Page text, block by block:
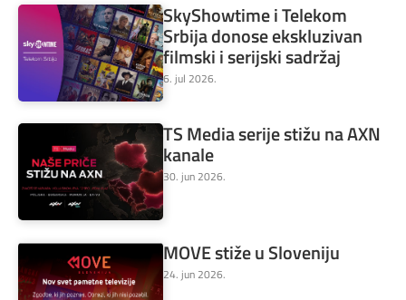
SkyShowtime i Telekom
Srbija donose ekskluzivan
filmski i serijski sadržaj
6. jul 2026.
TS Media serije stižu na AXN
kanale
30. jun 2026.
MOVE stiže u Sloveniju
24. jun 2026.